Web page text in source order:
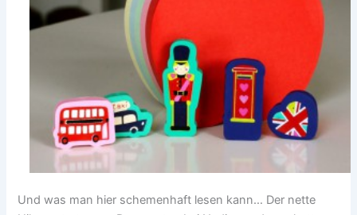
Und was man hier schemenhaft lesen kann… Der nette